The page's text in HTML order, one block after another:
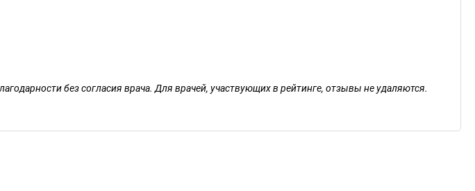
без согласия врача. Для врачей, участвующих в рейтинге, отзывы не удаляются.